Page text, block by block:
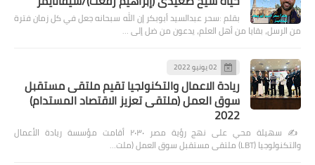
بقلم :سحر عبدالسيد أبوبكر إن الله سبحانه جعل في كل زمان فترة
من الرسل، بقايا من أهل العلم، يدعون من ضل إلى …
02 يونيو 2022
ريادة الاعمال والتكنولجيا تقيم ملتقى مستقبل
سوق العمل (ملتقى تعزيز الاقتصاد المستدام)
2022
✍️ سهيلة محي على نهج رؤية مصر ٢٠٣٠ أقامت مؤسسة ريادة الأعمال
والتكنولوجيا (LBT) ملتقى مستقبل سوق العمل (ملت…